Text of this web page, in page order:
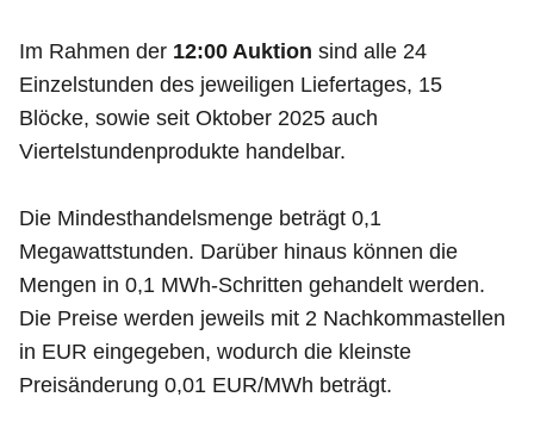
Im Rahmen der 12:00 Auktion sind alle 24
Einzelstunden des jeweiligen Liefertages, 15
Blöcke, sowie seit Oktober 2025 auch
Viertelstundenprodukte handelbar.
Die Mindesthandelsmenge beträgt 0,1
Megawattstunden. Darüber hinaus können die
Mengen in 0,1 MWh-Schritten gehandelt werden.
Die Preise werden jeweils mit 2 Nachkommastellen
in EUR eingegeben, wodurch die kleinste
Preisänderung 0,01 EUR/MWh beträgt.